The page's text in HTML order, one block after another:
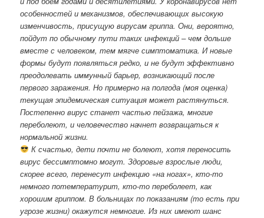
особенностей и механизмов, обеспечивающих высокую
изменчивость, присущую вирусам гриппа. Они, вероятно,
пойдут по обычному пути таких инфекций – чем дольше
вместе с человеком, тем мягче симптоматика. И новые
формы будут появляться редко, и не будут эффективно
преодолевать иммунный барьер, возникающий после
первого заражения. Но примерно на полгода (моя оценка)
текущая эпидемическая ситуация может растянуться.
Постепенно вирус станет частью пейзажа, многие
переболеют, и человечество начнет возвращаться к
нормальной жизни.
К счастью, дети почти не болеют, хотя переносить
вирус бессимптомно могут. Здоровые взрослые люди,
скорее всего, перенесут инфекцию «на ногах», кто-то
немного потемпературит, кто-то переболеет, как
хорошим гриппом. В больницах по показаниям (то есть при
угрозе жизни) окажутся немногие. Из них имеют шанс